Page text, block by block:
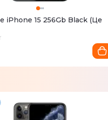
iPhone 15 256Gb Black (Це